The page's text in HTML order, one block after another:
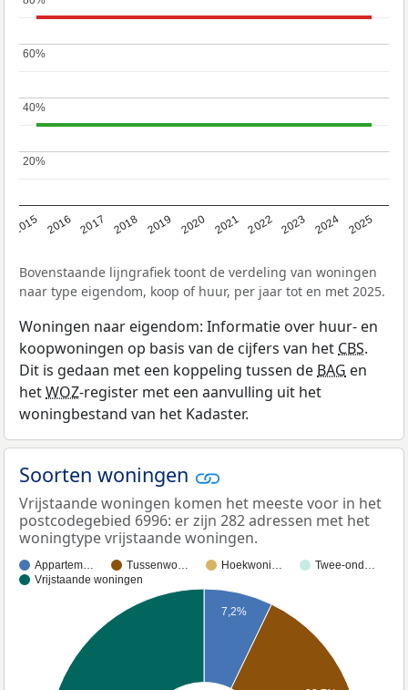
2015 2016 2017 2018 2019 2020 2021 2022 2023 2024 2025
20%
20%
40%
40%
60%
60%
Bovenstaande lijngrafiek toont de verdeling van woningen
naar type eigendom, koop of huur, per jaar tot en met 2025.
Woningen naar eigendom: Informatie over huur- en
koopwoningen op basis van de cijfers van het CBS.
Dit is gedaan met een koppeling tussen de BAG en
hetWOZ-register met een aanvulling uit het
woningbestand van het Kadaster.
Soorten woningen
Vrijstaande woningen komen het meeste voor in het
postcodegebied 6996: er zijn 282 adressen met het
woningtype vrijstaande woningen.
Appartem… Tussenwo… Hoekwoni…
Twee-ond…
Vrijstaande woningen
7,2%